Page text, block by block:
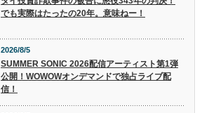
でも実際はたったの20年。意味ねー！
2026/8/5
SUMMER SONIC 2026配信アーティスト第1弾
公開！WOWOWオンデマンドで独占ライブ配
信！